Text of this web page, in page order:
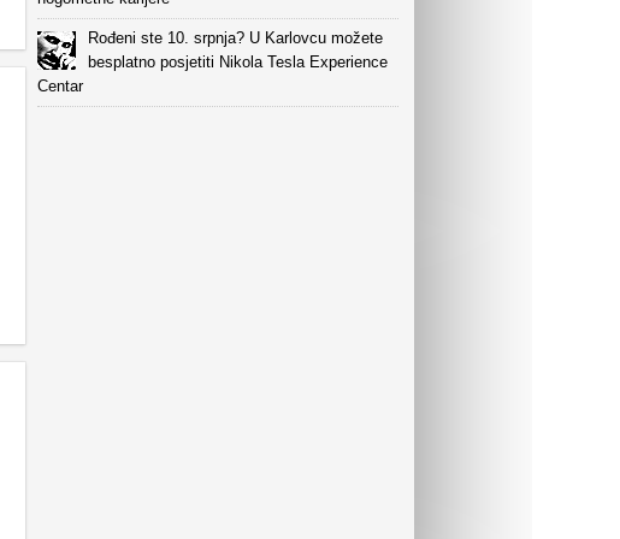
Rođeni ste 10. srpnja? U Karlovcu možete
besplatno posjetiti Nikola Tesla Experience
Centar